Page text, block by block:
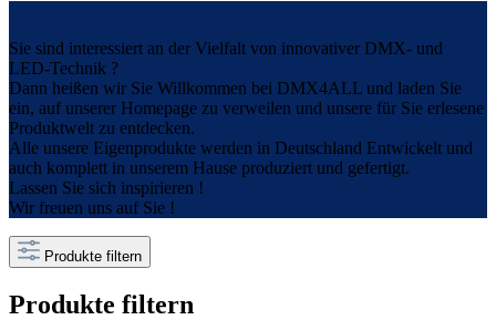
Sie sind interessiert an der Vielfalt von innovativer DMX- und
LED-Technik ?
Dann heißen wir Sie Willkommen bei DMX4ALL und laden Sie
ein, auf unserer Homepage zu verweilen und unsere für Sie erlesene
Produktwelt zu entdecken.
Alle unsere Eigenprodukte werden in Deutschland Entwickelt und
auch komplett in unserem Hause produziert und gefertigt.
Lassen Sie sich inspirieren !
Wir freuen uns auf Sie !
Produkte filtern
Produkte filtern